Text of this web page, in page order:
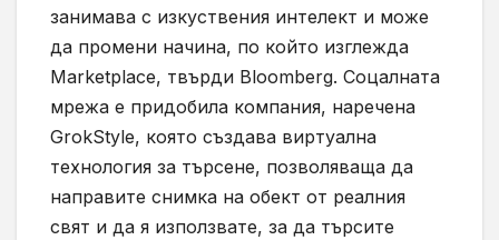
занимава с изкуствения интелект и може
да промени начина, по който изглежда
Marketplace, твърди Bloomberg. Соцалната
мрежа е придобила компания, наречена
GrokStyle, която създава виртуална
технология за търсене, позволяваща да
направите снимка на обект от реалния
свят и да я използвате, за да търсите